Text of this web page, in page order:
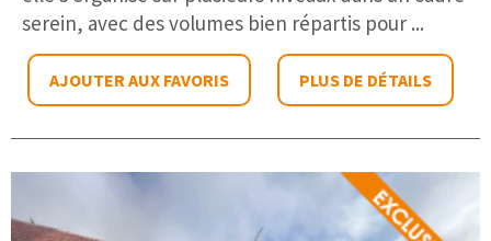
serein, avec des volumes bien répartis pour ...
AJOUTER AUX FAVORIS PLUS DE DÉTAILS